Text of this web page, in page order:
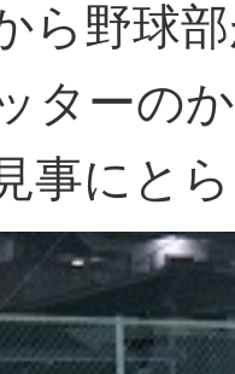
ら野球
ターの
事にと